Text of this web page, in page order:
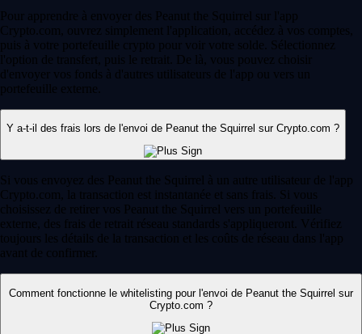
Pour apprendre à envoyer des Peanut the Squirrel sur l'app
Crypto.com, ouvrez simplement l'application, accédez à vos comptes,
puis à votre portefeuille crypto pour voir votre solde. Sélectionnez
l'option de transfert, puis le retrait. De là, vous pouvez choisir
d'envoyer vos fonds à d'autres utilisateurs de l'app ou vers un
portefeuille externe.
Y a-t-il des frais lors de l'envoi de Peanut the Squirrel sur Crypto.com ?
Si vous envoyez des Peanut the Squirrel à un autre utilisateur de l'app
Crypto.com, la transaction est instantanée et sans frais. Si vous
choisissez de retirer vos Peanut the Squirrel vers un portefeuille
externe, des frais de retrait réseau standards s'appliqueront. Vérifiez
toujours les détails de la transaction et les coûts de réseau dans l'app
avant de confirmer.
Comment fonctionne le whitelisting pour l'envoi de Peanut the Squirrel sur
Crypto.com ?